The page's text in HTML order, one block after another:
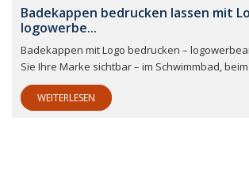
Badekappen bedrucken lassen mit
logowerbe...
Badekappen mit Logo bedrucken –
Sie Ihre Marke sichtbar – im Schwimmbad,
WEITERLESEN